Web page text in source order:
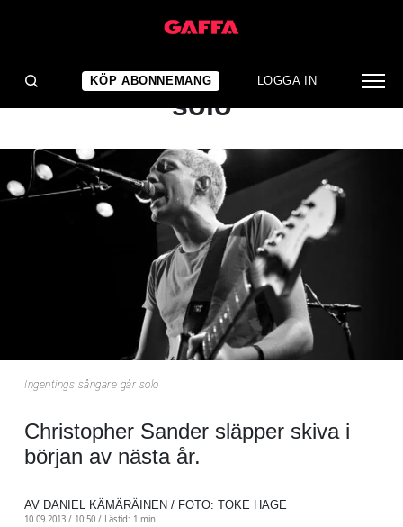
KÖP ABONNEMANG LOGGA IN
NYHET
Ingentings sångare går
solo
Ingentings sångare går solo
Christopher Sander släpper skiva i
början av nästa år.
AV DANIEL KÄMÄRÄINEN / FOTO: TOKE HAGE
10.09.2013 / 10:50 / Lästid: 1 min